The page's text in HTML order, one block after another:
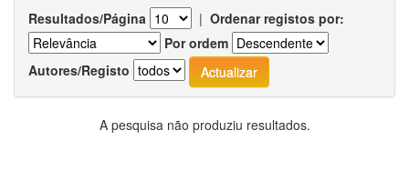
Resultados/Página | Ordenar registos por:
Por ordem
Autores/Registo
A pesquisa não produziu resultados.